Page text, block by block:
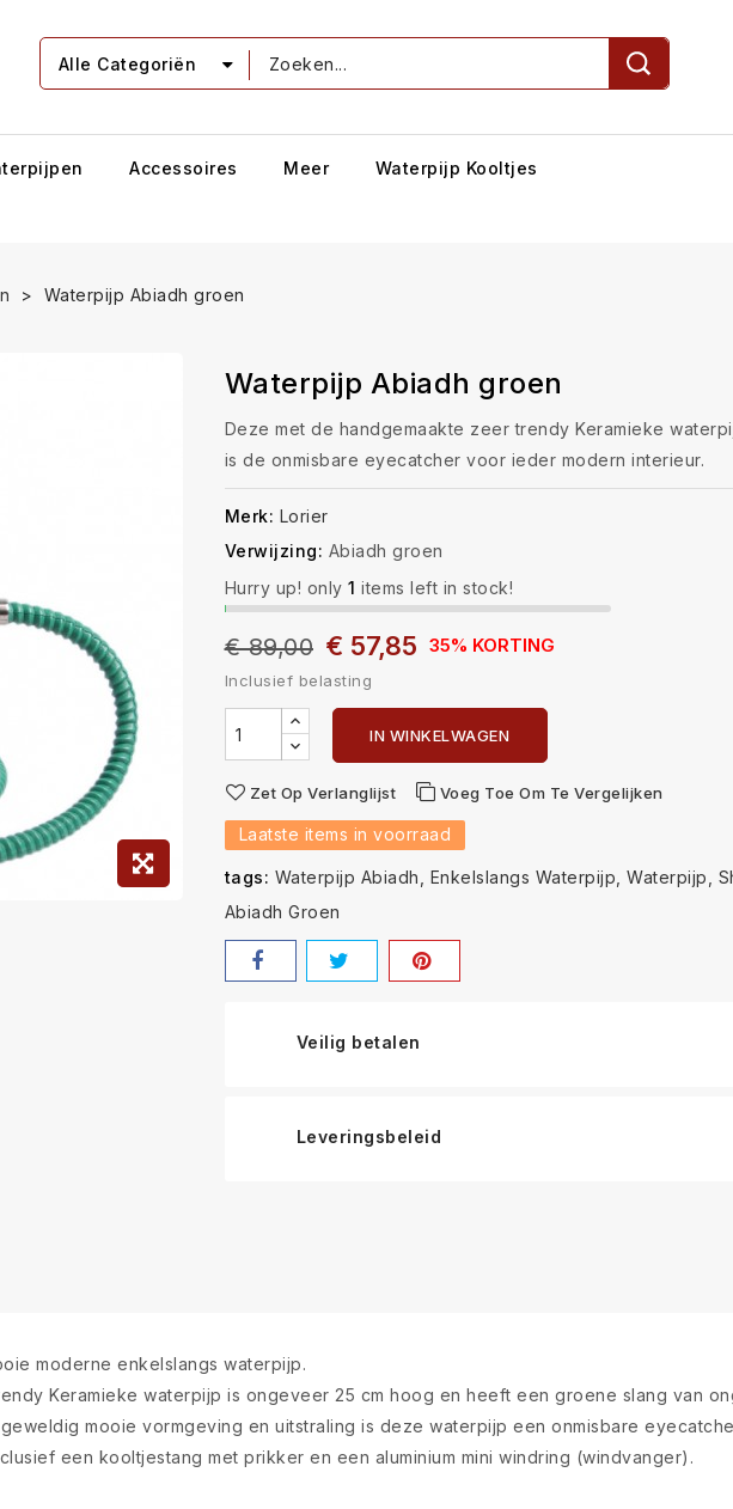
Alle Categoriën
Accessoires Meer Waterpijp Kooltjes
Waterpijp Abiadh groen
Waterpijp Abiadh groen
Deze met de handgemaakte zeer trendy Keramieke
is de onmisbare eyecatcher voor ieder modern interieur.
Merk: Lorier
Verwijzing: Abiadh groen
Hurry up! only 1 items left in stock!
€ 89,00 € 57,85 35% KORTING
Inclusief belasting
IN WINKELWAGEN
Zet Op Verlanglijst Voeg Toe Om Te Vergelijken
Laatste items in voorraad
tags: Waterpijp Abiadh Enkelslangs Waterpijp Waterpijp
Abiadh Groen
Veilig betalen
Leveringsbeleid
moderne enkelslangs waterpijp.
Keramieke waterpijp is ongeveer 25 cm hoog en heeft een groene slang van
mooie vormgeving en uitstraling is deze waterpijp een onmisbare
een kooltjestang met prikker en een aluminium mini windring (windvanger).